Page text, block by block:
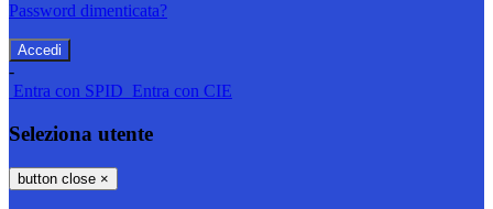
Password dimenticata?
-
Entra con SPID Entra con CIE
Seleziona utente
button close ×